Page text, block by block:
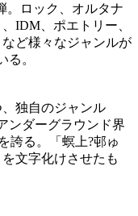
。ロック、オルタナ
IDM、ポエトリー、
ど様々なジャンルが
る。
独自のジャンル
ンダーグラウンド界
誇る。「螟上?邨ゅ
文字化けさせたも